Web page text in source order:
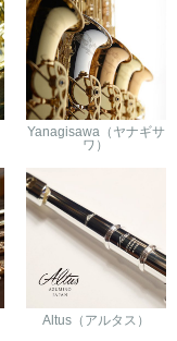
Yanagisawa（ヤナギサ
ワ）
Altus（アルタス）